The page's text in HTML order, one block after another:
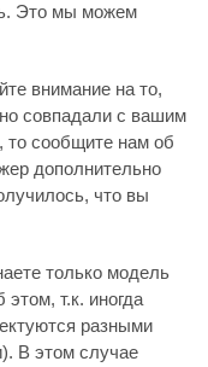
Это мы можем
внимание на то,
совпадали с вашим
то сообщите нам об
дополнительно
что вы
только модель
т.к. иногда
разными
В этом случае